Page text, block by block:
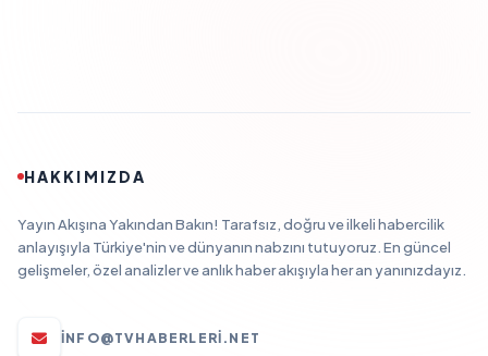
HAKKIMIZDA
Yayın Akışına Yakından Bakın! Tarafsız, doğru ve ilkeli habercilik
anlayışıyla Türkiye'nin ve dünyanın nabzını tutuyoruz. En güncel
gelişmeler, özel analizler ve anlık haber akışıyla her an yanınızdayız.
INFO@TVHABERLERI.NET